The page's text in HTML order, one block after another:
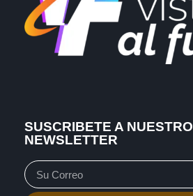
SUSCRIBETE A NUESTRO
NEWSLETTER